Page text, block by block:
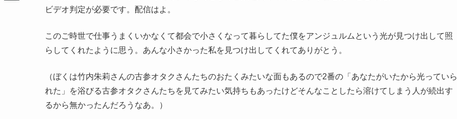
ビデオ判定が必要です。配信はよ。
このご時世で仕事うまくいかなくて都会で小さくなって暮らしてた僕をアンジュルムという光が見つけ出して照
らしてくれたように思う。あんな小さかった私を見つけ出してくれてありがとう。
（ぼくは竹内朱莉さんの古参オタクさんたちのおたくみたいな面もあるので2番の「あなたがいたから光っていら
れた」を浴びる古参オタクさんたちを見てみたい気持ちもあったけどそんなことしたら溶けてしまう人が続出す
るから無かったんだろうなあ。）